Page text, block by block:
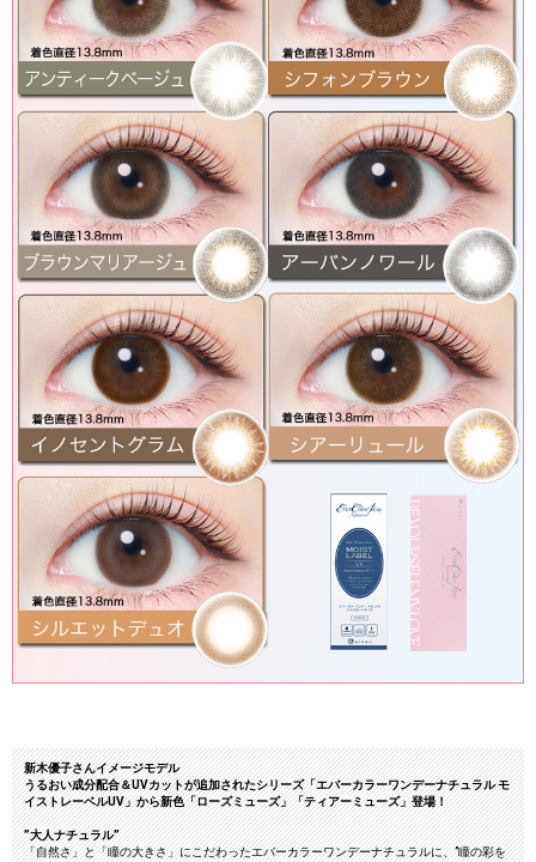
新木優子さんイメージモデル
うるおい成分配合＆UVカットが追加されたシリーズ「エバーカラーワンデーナチュラル モ
イストレーベルUV」から新色「ローズミューズ」「ティアーミューズ」登場！
”大人ナチュラル”
「自然さ」と「瞳の大きさ」にこだわったエバーカラーワンデーナチュラルに、”瞳の彩を